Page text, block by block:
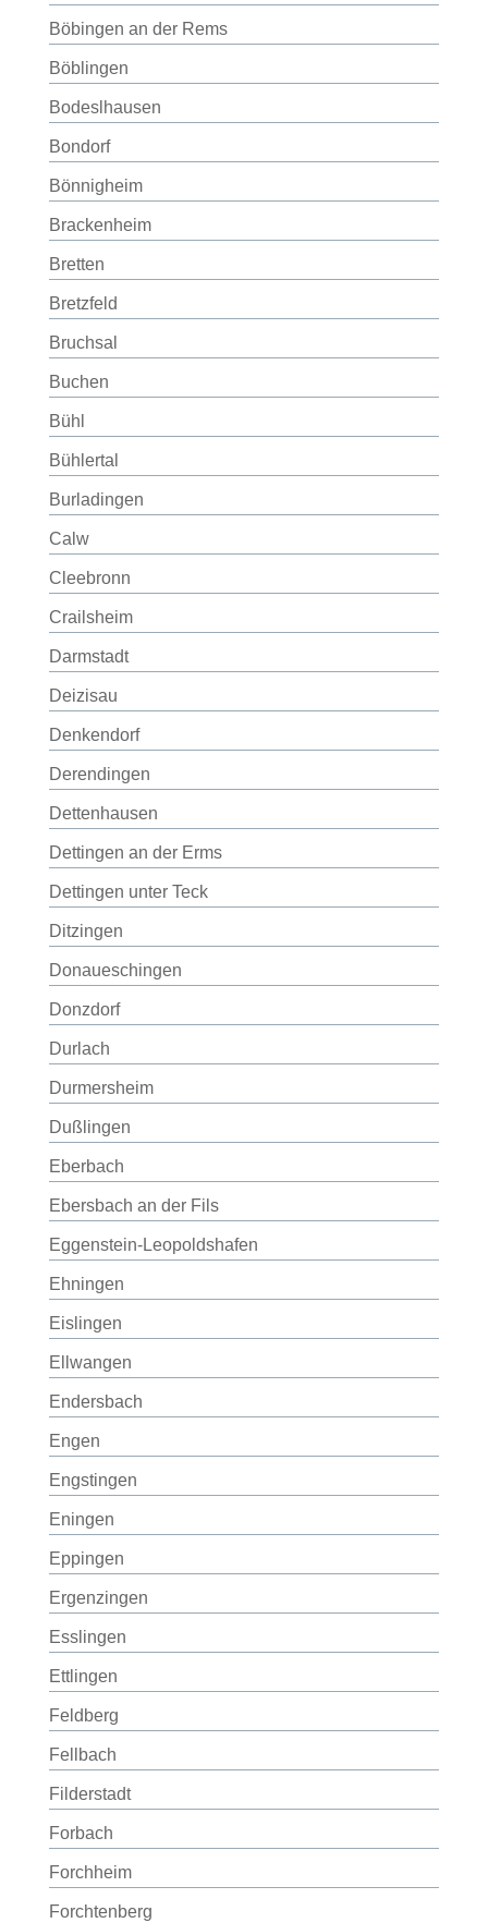
Böbingen an der Rems
Böblingen
Bodeslhausen
Bondorf
Bönnigheim
Brackenheim
Bretten
Bretzfeld
Bruchsal
Buchen
Bühl
Bühlertal
Burladingen
Calw
Cleebronn
Crailsheim
Darmstadt
Deizisau
Denkendorf
Derendingen
Dettenhausen
Dettingen an der Erms
Dettingen unter Teck
Ditzingen
Donaueschingen
Donzdorf
Durlach
Durmersheim
Dußlingen
Eberbach
Ebersbach an der Fils
Eggenstein-Leopoldshafen
Ehningen
Eislingen
Ellwangen
Endersbach
Engen
Engstingen
Eningen
Eppingen
Ergenzingen
Esslingen
Ettlingen
Feldberg
Fellbach
Filderstadt
Forbach
Forchheim
Forchtenberg